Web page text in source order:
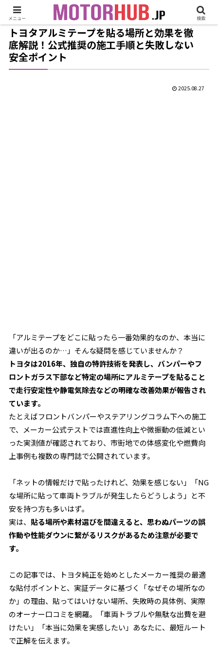
トヨタアルミテープを貼る場所と効果を徹
底解説！公式推奨の施工手順と失敗しない
安全ポイント
2025.08.27
「アルミテープをどこに貼ったら一番効果的なのか、本当に
違いが出るのか…」そんな疑問を感じていませんか？
トヨタは2016年、独自の特許技術を発表し、バンパーやフ
ロントガラス下部など特定の場所にアルミテープを貼ること
で走行安定性や静電気除去などの明確な改善効果が報告され
ています。
たとえばフロントバンパーやステアリングコラム下への施工
で、メーカー公式テストでは直進性向上や微振動の低減とい
った実測値が確認されており、市街地での体感変化や燃費向
上事例も複数の専門誌で公開されています。
「ネットの情報だけで貼ったけれど、効果を感じない」「NG
な場所に貼って車両トラブルが発生したらどうしよう」と不
安を持つ方も多いはず。
実は、 貼る場所や素材選びを間違えると、思わぬパーツの誤
作動や性能ダウンに繋がるリスクがあるため注意が必要で
す。
この記事では、トヨタ純正を始めとしたメーカー推奨の最適
な貼付ポイントと、実証データに基づく「なぜその場所なの
か」の理由、貼ってはいけない場所、失敗時の具体例、実際
のオーナー口コミを網羅。「車両トラブルや無駄な出費を避
けたい」「本当に効果を実感したい」あなたに、最短ルート
で正解を伝えます。
メニュー 検索